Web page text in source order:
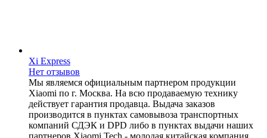
Xi Express
Нет отзывов
Мы являемся официальным партнером продукции
Xiaomi по г. Москва. На всю продаваемую технику
действует гарантия продавца. Выдача заказов
производится в пунктах самовывоза транспортных
компаний СДЭК и DPD либо в пунктах выдачи наших
партнеров.Xiaomi Tech - молодая китайская компания,